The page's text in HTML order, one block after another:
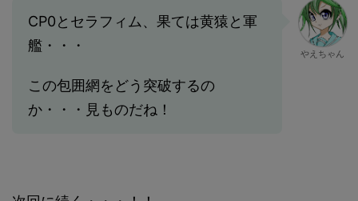
CP0とセラフィム、果ては黄猿と軍
艦・・・
この包囲網をどう突破するの
か・・・見ものだね！
やえちゃん